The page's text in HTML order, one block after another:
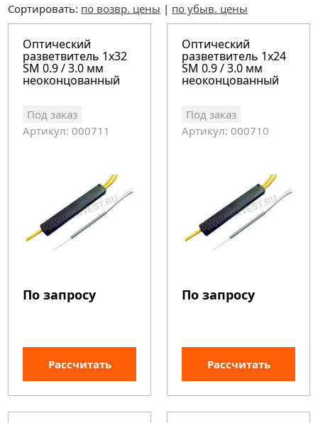
Сортировать: по возвр. цены | по убыв. цены
Оптический
разветвитель 1x32
SM 0.9 / 3.0 мм
неоконцованный
Под заказ
Артикул: 000711
По запросу
Рассчитать
Оптический
разветвитель 1x24
SM 0.9 / 3.0 мм
неоконцованный
Под заказ
Артикул: 000710
По запросу
Рассчитать